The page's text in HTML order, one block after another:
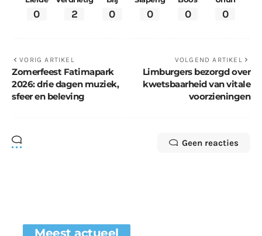
0 2 0 0 0 0
VORIG ARTIKEL
Zomerfeest Fatimapark
2026: drie dagen muziek,
sfeer en beleving
VOLGEND ARTIKEL
Limburgers bezorgd over
kwetsbaarheid van vitale
voorzieningen
Geen reacties
Meest actueel